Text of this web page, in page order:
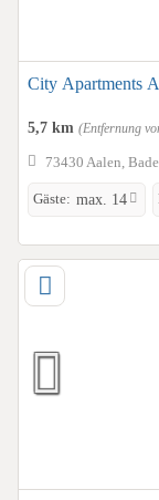
City Apartments
5,7 km (Entfernung
73430 Aalen,
Gäste: max. 14